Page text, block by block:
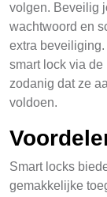
volgen. Beveilig
wachtwoord en
extra
smart lock via
zodanig dat ze
voldoen.
Smart locks
gemakkelijke